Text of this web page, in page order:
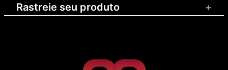
Rastreie seu produto +